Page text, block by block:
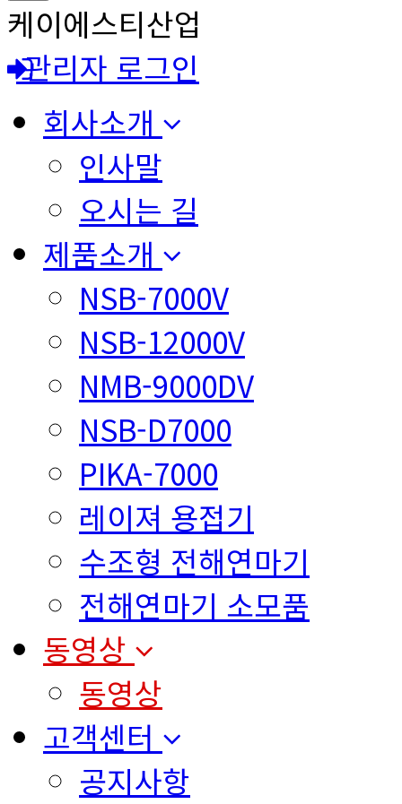
케이에스티산업
관리자 로그인
회사소개
인사말
오시는 길
제품소개
NSB-7000V
NSB-12000V
NMB-9000DV
NSB-D7000
PIKA-7000
레이져 용접기
수조형 전해연마기
전해연마기 소모품
동영상
동영상
고객센터
공지사항